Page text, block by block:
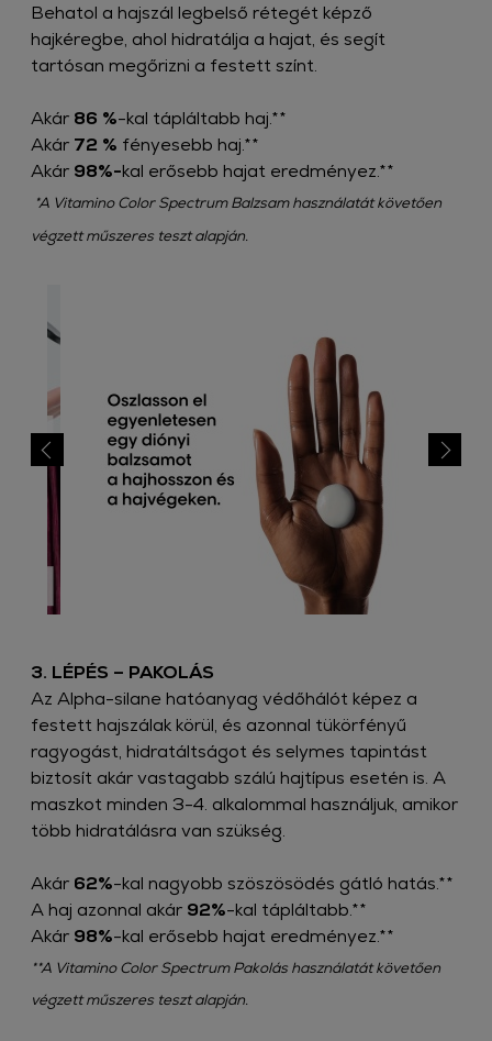
​Behatol a hajszál legbelső rétegét képző
hajkéregbe, ahol hidratálja a hajat, és segít
tartósan megőrizni a festett színt.​
Akár 86 %-kal tápláltabb haj.**​
Akár 72 % fényesebb haj.**​
Akár 98%-kal erősebb hajat eredményez.**
*A Vitamino Color Spectrum Balzsam használatát követően
végzett műszeres teszt alapján.​
3. LÉPÉS – PAKOLÁS​
​Az Alpha-silane hatóanyag védőhálót képez a
festett hajszálak körül, és azonnal tükörfényű
ragyogást, hidratáltságot és selymes tapintást
biztosít akár vastagabb szálú hajtípus esetén is. A
maszkot minden 3-4. alkalommal használjuk, amikor
több hidratálásra van szükség.
Akár 62%-kal nagyobb szöszösödés gátló hatás.**​
A haj azonnal akár 92%-kal tápláltabb.**​
Akár 98%-kal erősebb hajat eredményez.**​
**A Vitamino Color Spectrum Pakolás használatát követően
végzett műszeres teszt alapján.​